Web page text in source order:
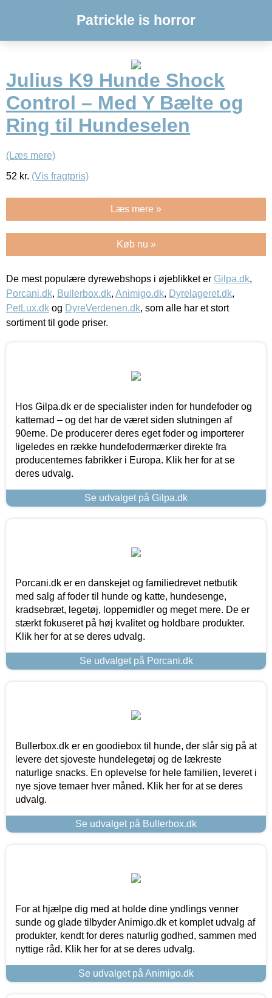
Patrickle is horror
Julius K9 Hunde Shock
Control – Med Y Bælte og
Ring til Hundeselen
(Læs mere)
52 kr. (Vis fragtpris)
Læs mere »
Køb nu »
De mest populære dyrewebshops i øjeblikket er Gilpa.dk,
Porcani.dk, Bullerbox.dk, Animigo.dk, Dyrelageret.dk,
PetLux.dk og DyreVerdenen.dk, som alle har et stort
sortiment til gode priser.
Hos Gilpa.dk er de specialister inden for hundefoder og
kattemad – og det har de været siden slutningen af
90erne. De producerer deres eget foder og importerer
ligeledes en række hundefodermærker direkte fra
producenternes fabrikker i Europa. Klik her for at se
deres udvalg.
Se udvalget på Gilpa.dk
Porcani.dk er en danskejet og familiedrevet netbutik
med salg af foder til hunde og katte, hundesenge,
kradsebræt, legetøj, loppemidler og meget mere. De er
stærkt fokuseret på høj kvalitet og holdbare produkter.
Klik her for at se deres udvalg.
Se udvalget på Porcani.dk
Bullerbox.dk er en goodiebox til hunde, der slår sig på at
levere det sjoveste hundelegetøj og de lækreste
naturlige snacks. En oplevelse for hele familien, leveret i
nye sjove temaer hver måned. Klik her for at se deres
udvalg.
Se udvalget på Bullerbox.dk
For at hjælpe dig med at holde dine yndlings venner
sunde og glade tilbyder Animigo.dk et komplet udvalg af
produkter, kendt for deres naturlig godhed, sammen med
nyttige råd. Klik her for at se deres udvalg.
Se udvalget på Animigo.dk